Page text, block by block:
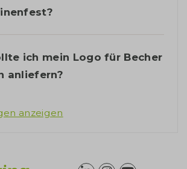
ich mein Logo für Becher
anliefern?
anzeigen